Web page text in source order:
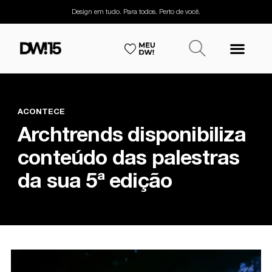
Design em tudo. Para todos. Perto de você.
ACONTECE
Archtrends disponibiliza
conteúdo das palestras
da sua 5ª edição